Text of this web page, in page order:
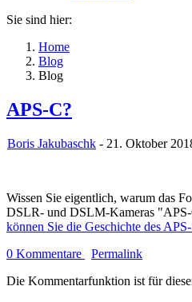
Sie sind hier:
Home
Blog
Blog
APS-C?
Boris Jakubaschk - 21. Oktober
Wissen Sie eigentlich, warum das
DSLR- und DSLM-Kameras
können Sie die Geschichte des
0 Kommentare
Permalink
Die Kommentarfunktion ist für